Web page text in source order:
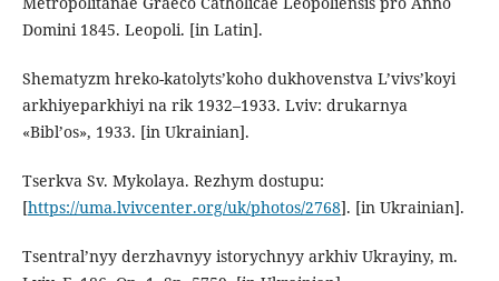
Domini 1845. Leopoli. [in Latin].
Shematyzm hreko-katolyts’koho dukhovenstva L’vivs’koyi
arkhiyeparkhiyi na rik 1932–1933. Lviv: drukarnya
«Bibl’os», 1933. [in Ukrainian].
Tserkva Sv. Mykolaya. Rezhym dostupu:
[https://uma.lvivcenter.org/uk/photos/2768]. [in Ukrainian].
Tsentral’nyy derzhavnyy istorychnyy arkhiv Ukrayiny, m.